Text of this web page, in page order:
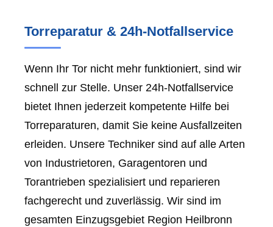
Torreparatur & 24h-Notfallservice
Wenn Ihr Tor nicht mehr funktioniert, sind wir
schnell zur Stelle. Unser 24h-Notfallservice
bietet Ihnen jederzeit kompetente Hilfe bei
Torreparaturen, damit Sie keine Ausfallzeiten
erleiden. Unsere Techniker sind auf alle Arten
von Industrietoren, Garagentoren und
Torantrieben spezialisiert und reparieren
fachgerecht und zuverlässig. Wir sind im
gesamten Einzugsgebiet Region Heilbronn